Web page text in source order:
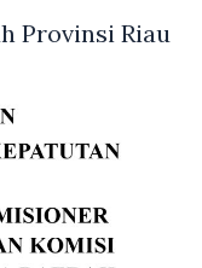
Provinsi Riau